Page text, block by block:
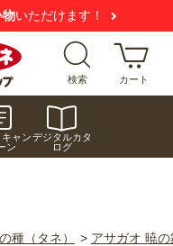
物いただけます！
検索 カート
ャン
ン
デジタルカタ
ログ
種（タネ） > アサガオ 暁の